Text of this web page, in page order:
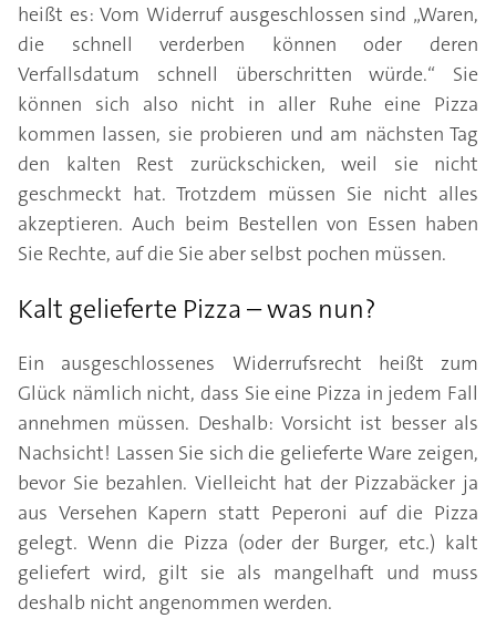
heißt es: Vom Widerruf ausgeschlossen sind „Waren,
die schnell verderben können oder deren
Verfallsdatum schnell überschritten würde.“ Sie
können sich also nicht in aller Ruhe eine Pizza
kommen lassen, sie probieren und am nächsten Tag
den kalten Rest zurückschicken, weil sie nicht
geschmeckt hat. Trotzdem müssen Sie nicht alles
akzeptieren. Auch beim Bestellen von Essen haben
Sie Rechte, auf die Sie aber selbst pochen müssen.
Kalt gelieferte Pizza – was nun?
Ein ausgeschlossenes Widerrufsrecht heißt zum
Glück nämlich nicht, dass Sie eine Pizza in jedem Fall
annehmen müssen. Deshalb: Vorsicht ist besser als
Nachsicht! Lassen Sie sich die gelieferte Ware zeigen,
bevor Sie bezahlen. Vielleicht hat der Pizzabäcker ja
aus Versehen Kapern statt Peperoni auf die Pizza
gelegt. Wenn die Pizza (oder der Burger, etc.) kalt
geliefert wird, gilt sie als mangelhaft und muss
deshalb nicht angenommen werden.